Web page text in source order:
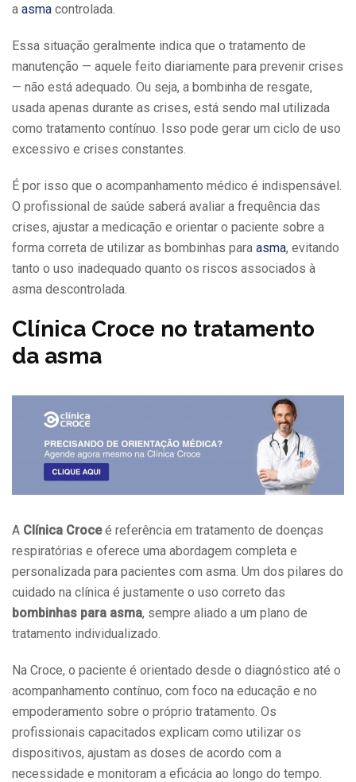
a asma controlada.
Essa situação geralmente indica que o tratamento de
manutenção — aquele feito diariamente para prevenir crises
— não está adequado. Ou seja, a bombinha de resgate,
usada apenas durante as crises, está sendo mal utilizada
como tratamento contínuo. Isso pode gerar um ciclo de uso
excessivo e crises constantes.
É por isso que o acompanhamento médico é indispensável.
O profissional de saúde saberá avaliar a frequência das
crises, ajustar a medicação e orientar o paciente sobre a
forma correta de utilizar as bombinhas para asma, evitando
tanto o uso inadequado quanto os riscos associados à
asma descontrolada.
Clínica Croce no tratamento
da asma
A Clínica Croceé referência em tratamento de doenças
respiratórias e oferece uma abordagem completa e
personalizada para pacientes com asma. Um dos pilares do
cuidado na clínica é justamente o uso correto das
bombinhas para asma, sempre aliado a um plano de
tratamento individualizado.
Na Croce, o paciente é orientado desde o diagnóstico até o
acompanhamento contínuo, com foco na educação e no
empoderamento sobre o próprio tratamento. Os
profissionais capacitados explicam como utilizar os
dispositivos, ajustam as doses de acordo com a
necessidade e monitoram a eficácia ao longo do tempo.